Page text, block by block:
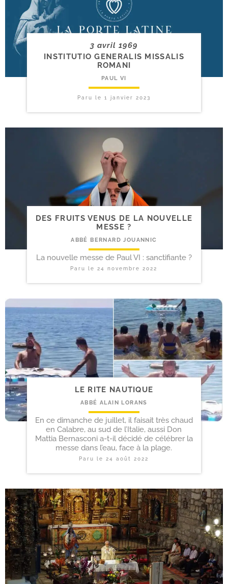
3 avril 1969
INSTITUTIO GENERALIS MISSALIS
ROMANI
PAUL VI
Paru le 1 janvier 2023
DES FRUITS VENUS DE LA NOUVELLE
MESSE ?
ABBÉ BERNARD JOUANNIC
La nouvelle messe de Paul VI : sanctifiante ?
Paru le24 novembre 2022
LE RITE NAUTIQUE
ABBÉ ALAIN LORANS
En ce dimanche de juillet, il faisait très chaud
en Calabre, au sud de l’Italie, aussi Don
Mattia Bernasconi a-t-il décidé de célébrer la
messe dans l’eau, face à la plage.
Paru le24 août 2022